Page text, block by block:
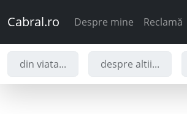
Cabral.ro Despre mine Reclamă
din viata... despre altii...